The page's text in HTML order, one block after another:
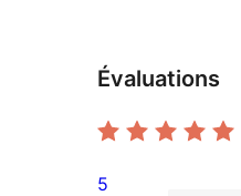
Évaluations
5